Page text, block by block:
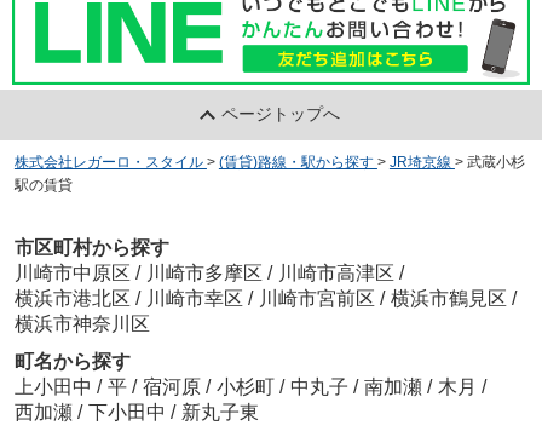
ページトップへ
株式会社レガーロ・スタイル > (賃貸)路線・駅から探す > JR埼京線 > 武蔵小杉
駅の賃貸
市区町村から探す
川崎市中原区 / 川崎市多摩区 / 川崎市高津区 /
横浜市港北区 / 川崎市幸区 / 川崎市宮前区 / 横浜市鶴見区 /
横浜市神奈川区
町名から探す
上小田中 / 平 / 宿河原 / 小杉町 / 中丸子 / 南加瀬 / 木月 /
西加瀬 / 下小田中 / 新丸子東